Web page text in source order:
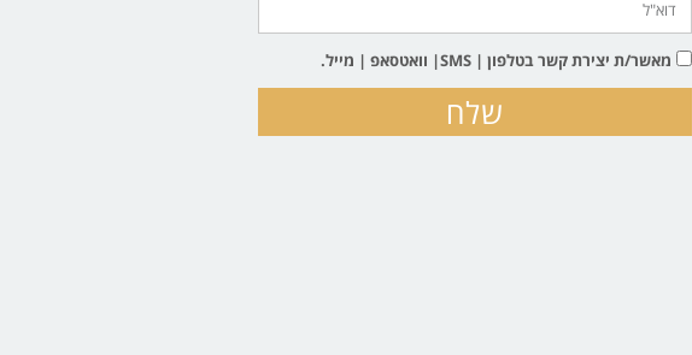
מאשר/ת יצירת קשר בטלפון | SMS| וואטסאפ | מייל.
שלח